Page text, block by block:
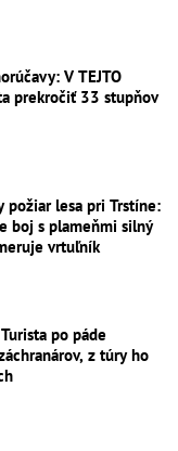
V TEJTO
prekročiť 33 stupňov
požiar lesa pri Trstíne:
boj s plameňmi silný
smeruje vrtuľník
po páde
z túry ho